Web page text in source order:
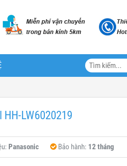
LW6020219
Panasonic Bảo hành: 12 tháng